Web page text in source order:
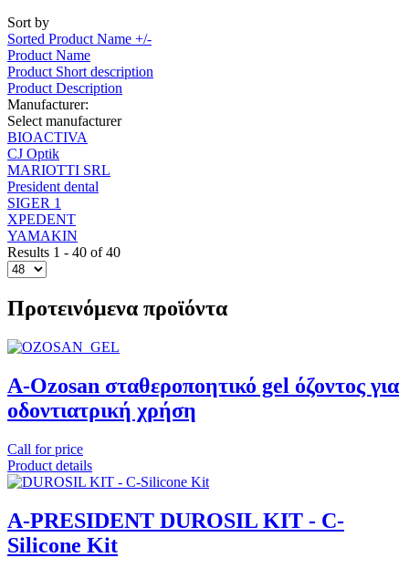
Sort by
Sorted Product Name +/-
Product Name
Product Short description
Product Description
Manufacturer:
Select manufacturer
BIOACTIVA
CJ Optik
MARIOTTI SRL
President dental
SIGER 1
XPEDENT
YAMAKIN
Results 1 - 40 of 40
Προτεινόμενα προϊόντα
A-Ozosan σταθεροποητικό gel όζοντος για
οδοντιατρική χρήση
Call for price
Product details
A-PRESIDENT DUROSIL KIT - C-
Silicone Kit